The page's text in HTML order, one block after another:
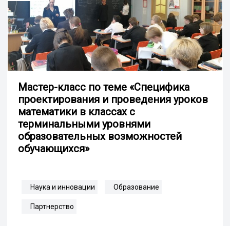
Мастер-класс по теме «Специфика
проектирования и проведения уроков
математики в классах с
терминальными уровнями
образовательных возможностей
обучающихся»
Наука и инновации Образование
Партнерство